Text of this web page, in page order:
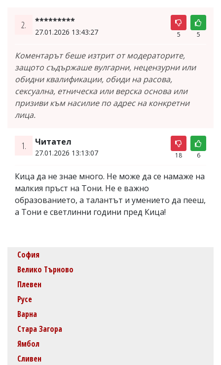
2. *********
27.01.2026 13:43:27 5 5
Коментарът беше изтрит от модераторите,
защото съдържаше вулгарни, нецензурни или
обидни квалификации, обиди на расова,
сексуална, етническа или верска основа или
призиви към насилие по адрес на конкретни
лица.
1. Читател
27.01.2026 13:13:07 18 6
Кица да не знае много. Не може да се намаже на
малкия пръст на Тони. Не е важно
образованието, а талантът и умението да пееш,
а Тони е светлинни години пред Кица!
София
Велико Търново
Плевен
Русе
Варна
Стара Загора
Ямбол
Сливен